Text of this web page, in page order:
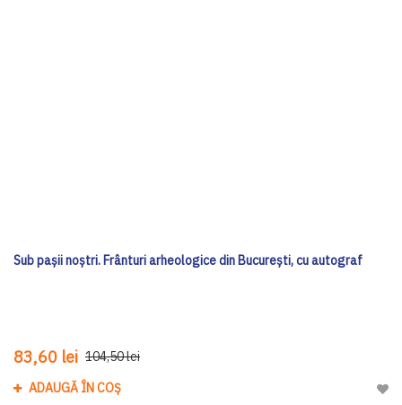
Sub pașii noștri. Frânturi arheologice din București, cu autograf
83,60 lei 104,50 lei
ADAUGĂ ÎN COȘ